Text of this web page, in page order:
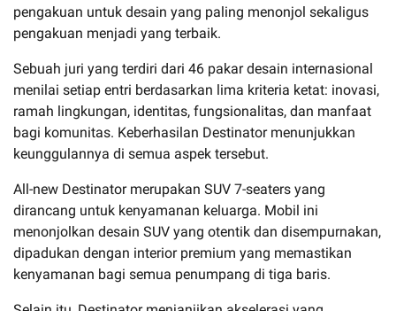
pengakuan untuk desain yang paling menonjol sekaligus
pengakuan menjadi yang terbaik.
Sebuah juri yang terdiri dari 46 pakar desain internasional
menilai setiap entri berdasarkan lima kriteria ketat: inovasi,
ramah lingkungan, identitas, fungsionalitas, dan manfaat
bagi komunitas. Keberhasilan Destinator menunjukkan
keunggulannya di semua aspek tersebut.
All-new Destinator merupakan SUV 7-seaters yang
dirancang untuk kenyamanan keluarga. Mobil ini
menonjolkan desain SUV yang otentik dan disempurnakan,
dipadukan dengan interior premium yang memastikan
kenyamanan bagi semua penumpang di tiga baris.